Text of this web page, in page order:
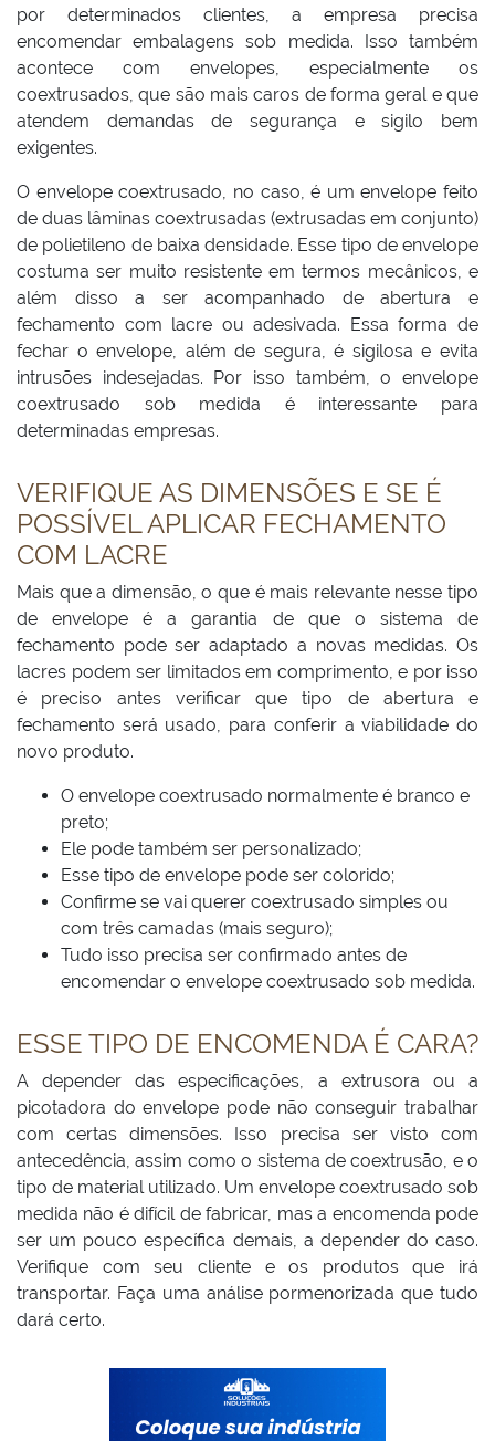
por determinados clientes, a empresa precisa
encomendar embalagens sob medida. Isso também
acontece com envelopes, especialmente os
coextrusados, que são mais caros de forma geral e que
atendem demandas de segurança e sigilo bem
exigentes.
O envelope coextrusado, no caso, é um envelope feito
de duas lâminas coextrusadas (extrusadas em conjunto)
de polietileno de baixa densidade. Esse tipo de envelope
costuma ser muito resistente em termos mecânicos, e
além disso a ser acompanhado de abertura e
fechamento com lacre ou adesivada. Essa forma de
fechar o envelope, além de segura, é sigilosa e evita
intrusões indesejadas. Por isso também, o envelope
coextrusado sob medida é interessante para
determinadas empresas.
VERIFIQUE AS DIMENSÕES E SE É
POSSÍVEL APLICAR FECHAMENTO
COM LACRE
Mais que a dimensão, o que é mais relevante nesse tipo
de envelope é a garantia de que o sistema de
fechamento pode ser adaptado a novas medidas. Os
lacres podem ser limitados em comprimento, e por isso
é preciso antes verificar que tipo de abertura e
fechamento será usado, para conferir a viabilidade do
novo produto.
O envelope coextrusado normalmente é branco e
preto;
Ele pode também ser personalizado;
Esse tipo de envelope pode ser colorido;
Confirme se vai querer coextrusado simples ou
com três camadas (mais seguro);
Tudo isso precisa ser confirmado antes de
encomendar o envelope coextrusado sob medida.
ESSE TIPO DE ENCOMENDA É CARA?
A depender das especificações, a extrusora ou a
picotadora do envelope pode não conseguir trabalhar
com certas dimensões. Isso precisa ser visto com
antecedência, assim como o sistema de coextrusão, e o
tipo de material utilizado. Um envelope coextrusado sob
medida não é difícil de fabricar, mas a encomenda pode
ser um pouco específica demais, a depender do caso.
Verifique com seu cliente e os produtos que irá
transportar. Faça uma análise pormenorizada que tudo
dará certo.